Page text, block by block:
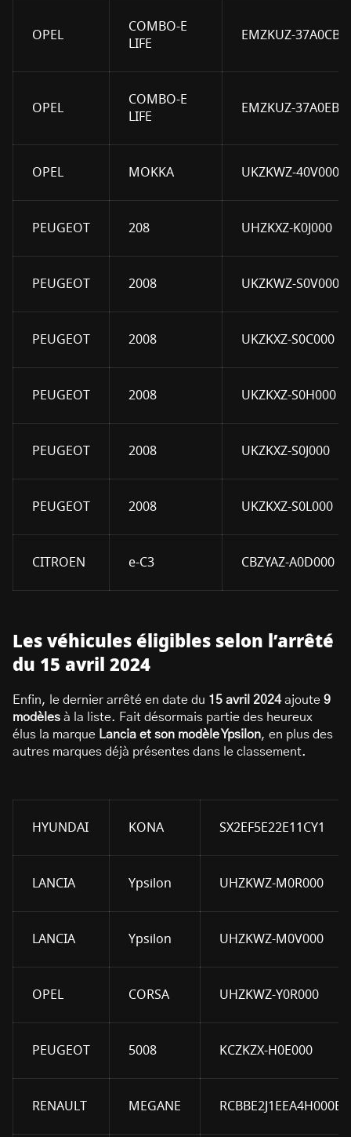
OPEL
COMBO-E
LIFE
EMZKUZ-37A0CB
OPEL
COMBO-E
LIFE
EMZKUZ-37A0EB
OPEL MOKKA UKZKWZ-40V000
PEUGEOT 208 UHZKXZ-K0J000
PEUGEOT 2008 UKZKWZ-S0V000
PEUGEOT 2008 UKZKXZ-S0C000
PEUGEOT 2008 UKZKXZ-S0H000
PEUGEOT 2008 UKZKXZ-S0J000
PEUGEOT 2008 UKZKXZ-S0L000
CITROEN e-C3 CBZYAZ-A0D000
Les véhicules éligibles selon l’arrêté
du 15 avril 2024
Enfin, le dernier arrêté en date du 15 avril 2024ajoute 9
modèles à la liste. Fait désormais partie des heureux
élus la marque Lancia et son modèle Ypsilon, en plus des
autres marques déjà présentes dans le classement.
HYUNDAI KONA SX2EF5E22E11CY1
LANCIA Ypsilon UHZKWZ-M0R000
LANCIA Ypsilon UHZKWZ-M0V000
OPEL CORSA UHZKWZ-Y0R000
PEUGEOT 5008 KCZKZX-H0E000
RENAULT MEGANE RCBBE2J1EEA4H000B0